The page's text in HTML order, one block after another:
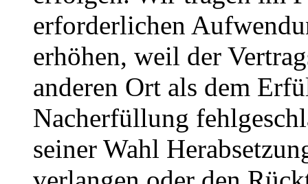
erforderlichen
erhöhen, weil der
anderen Ort als dem
Nacherfüllung
seiner Wahl